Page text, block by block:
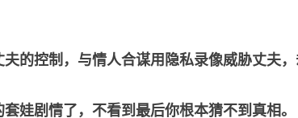
的控制，与情人合谋用隐私录像威胁丈夫
娃剧情了 ，不看到最后你根本猜不到真相。